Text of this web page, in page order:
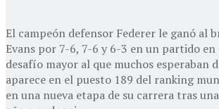
El campeón defensor Federer le ganó al
Evans por 7-6, 7-6 y 6-3 en un partido
desafío mayor al que muchos esperaban
aparece en el puesto 189 del ranking
en una nueva etapa de su carrera tras